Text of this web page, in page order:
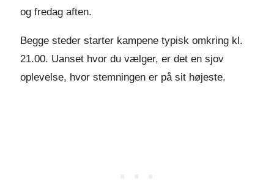
og fredag aften.
Begge steder starter kampene typisk omkring kl.
21.00. Uanset hvor du vælger, er det en sjov
oplevelse, hvor stemningen er på sit højeste.